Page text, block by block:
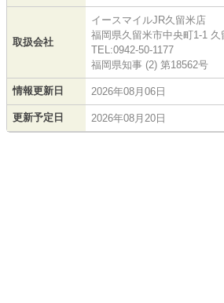
取扱会社
イースマイルJR久留米店
福岡県久留米市中央町1-1
TEL:0942-50-1177
福岡県知事 (2) 第18562号
情報更新日 2026年08月06日
更新予定日 2026年08月20日